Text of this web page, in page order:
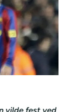
vilde fest ved